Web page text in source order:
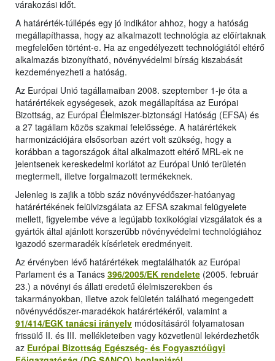
várakozási időt.
A határérték-túllépés egy jó indikátor ahhoz, hogy a hatóság
megállapíthassa, hogy az alkalmazott technológia az előírtaknak
megfelelően történt-e. Ha az engedélyezett technológiától eltérő
alkalmazás bizonyítható, növényvédelmi bírság kiszabását
kezdeményezheti a hatóság.
Az Európai Unió tagállamaiban 2008. szeptember 1-je óta a
határértékek egységesek, azok megállapítása az Európai
Bizottság, az Európai Élelmiszer-biztonsági Hatóság (EFSA) és
a 27 tagállam közös szakmai felelőssége. A határértékek
harmonizációjára elsősorban azért volt szükség, hogy a
korábban a tagországok által alkalmazott eltérő MRL-ek ne
jelentsenek kereskedelmi korlátot az Európai Unió területén
megtermelt, illetve forgalmazott termékeknek.
Jelenleg is zajlik a több száz növényvédőszer-hatóanyag
határértékének felülvizsgálata az EFSA szakmai felügyelete
mellett, figyelembe véve a legújabb toxikológiai vizsgálatok és a
gyártók által ajánlott korszerűbb növényvédelmi technológiához
igazodó szermaradék kísérletek eredményeit.
Az érvényben lévő határértékek megtalálhatók az Európai
Parlament és a Tanács 396/2005/EK rendelete (2005. február
23.) a növényi és állati eredetű élelmiszerekben és
takarmányokban, illetve azok felületén található megengedett
növényvédőszer-maradékok határértékéről, valamint a
91/414/EGK tanácsi irányelv módosításáról folyamatosan
frissülő II. és III. mellékleteiben vagy közvetlenül lekérdezhetők
az Európai Bizottság Egészség- és Fogyasztóügyi